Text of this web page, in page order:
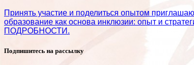
Принять участие и поделиться опытом
образование как основа инклюзии: опыт и
ПОДРОБНОСТИ.
Подпишитесь на рассылку